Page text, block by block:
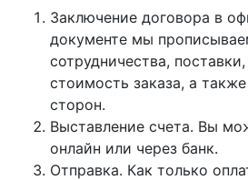
Заключение договора в
документе мы
сотрудничества,
стоимость заказа, а
сторон.
Выставление счета. Вы
онлайн или через банк.
Отправка. Как только